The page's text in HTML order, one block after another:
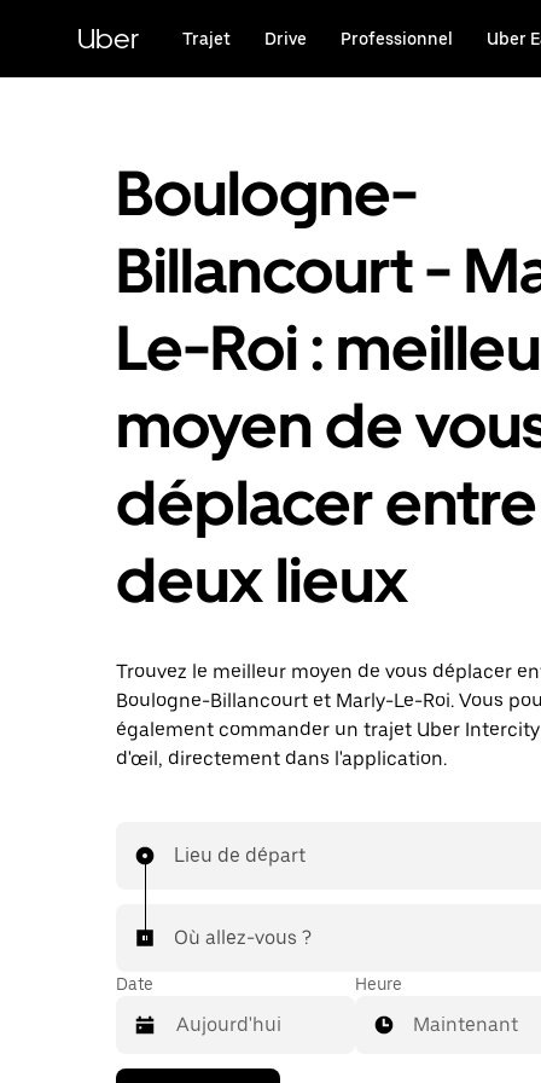
principal
Uber Trajet Drive Professionnel Uber
Boulogne-
Billancourt -
Le-Roi :
moyen de
déplacer
deux lieux
Trouvez le meilleur moyen de vous déplacer
Boulogne-Billancourt et Marly-Le-Roi. Vous
également commander un trajet Uber
d'œil, directement dans l'application.
Lieu de départ
Où allez-vous ?
Date Heure
Maintenant